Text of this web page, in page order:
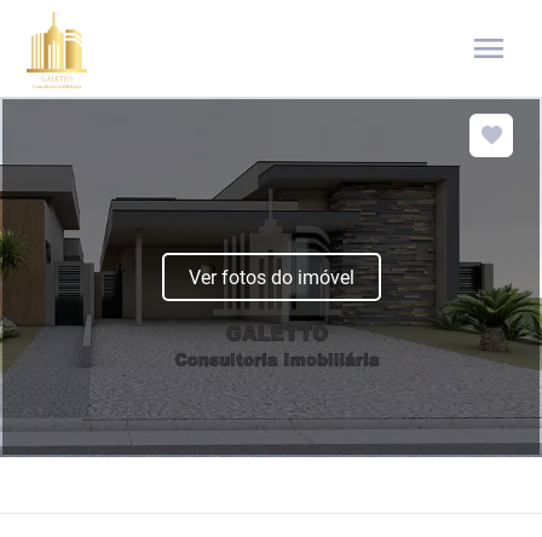
menu
Ver fotos do imóvel